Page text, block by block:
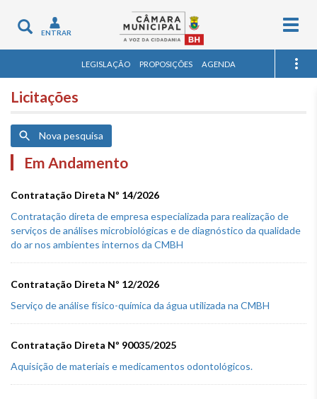
Toggle
navigation
ENTRAR
LEGISLAÇÃO PROPOSIÇÕES AGENDA
Licitações
Nova pesquisa
Em Andamento
Contratação Direta Nº 14/2026
Contratação direta de empresa especializada para realização de
serviços de análises microbiológicas e de diagnóstico da qualidade
do ar nos ambientes internos da CMBH
Contratação Direta Nº 12/2026
Serviço de análise físico-química da água utilizada na CMBH
Contratação Direta Nº 90035/2025
Aquisição de materiais e medicamentos odontológicos.